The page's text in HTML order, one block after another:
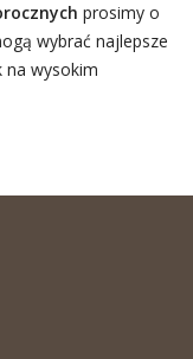
prosimy o
wybrać najlepsze
na wysokim